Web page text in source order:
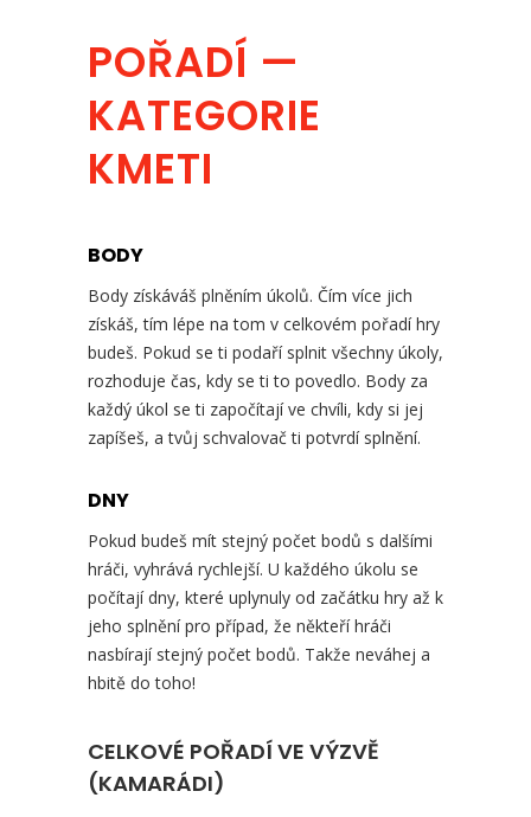
POŘADÍ —
KATEGORIE
KMETI
BODY
Body získáváš plněním úkolů. Čím více jich
získáš, tím lépe na tom v celkovém pořadí hry
budeš. Pokud se ti podaří splnit všechny úkoly,
rozhoduje čas, kdy se ti to povedlo. Body za
každý úkol se ti započítají ve chvíli, kdy si jej
zapíšeš, a tvůj schvalovač ti potvrdí splnění.
DNY
Pokud budeš mít stejný počet bodů s dalšími
hráči, vyhrává rychlejší. U každého úkolu se
počítají dny, které uplynuly od začátku hry až k
jeho splnění pro případ, že někteří hráči
nasbírají stejný počet bodů. Takže neváhej a
hbitě do toho!
CELKOVÉ POŘADÍ VE VÝZVĚ
(KAMARÁDI)